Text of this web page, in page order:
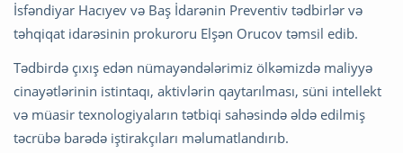
İsfəndiyar Hacıyev və Baş İdarənin Preventiv tədbirlər və
təhqiqat idarəsinin prokuroru Elşən Orucov təmsil edib.
Tədbirdə çıxış edən nümayəndələrimiz ölkəmizdə maliyyə
cinayətlərinin istintaqı, aktivlərin qaytarılması, süni intellekt
və müasir texnologiyaların tətbiqi sahəsində əldə edilmiş
təcrübə barədə iştirakçıları məlumatlandırıb.